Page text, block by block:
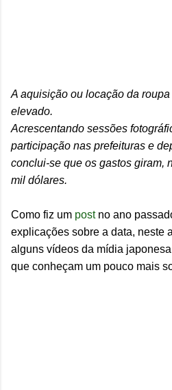
A aquisição ou locação da
elevado.
Acrescentando sessões
participação nas prefeituras e
conclui-se que os gastos giram,
mil dólares.
Como fiz um postno ano
explicações sobre a data, neste
alguns vídeos da mídia
que conheçam um pouco mais